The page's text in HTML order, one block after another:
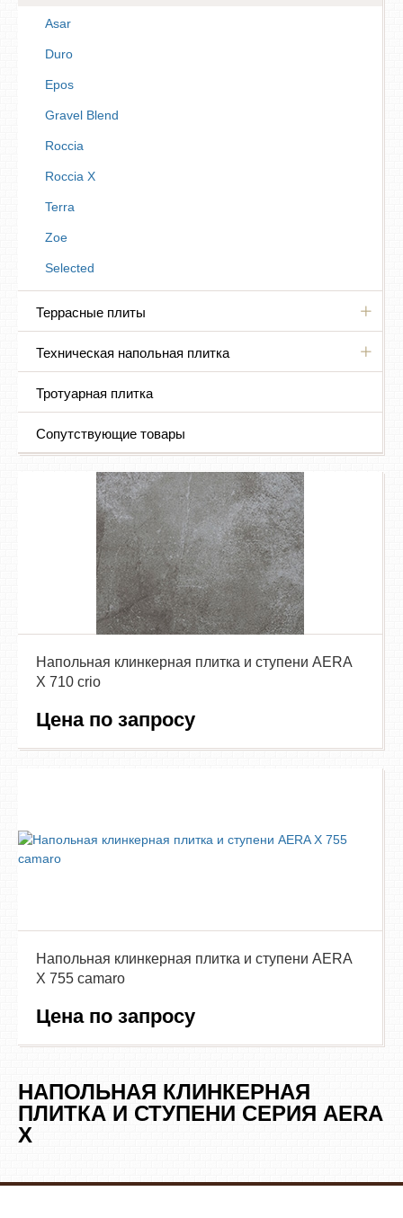
Asar
Duro
Epos
Gravel Blend
Roccia
Roccia X
Terra
Zoe
Selected
Террасные плиты
Техническая напольная плитка
Тротуарная плитка
Сопутствующие товары
Напольная клинкерная плитка и ступени AERA
X 710 crio
Цена по запросу
Напольная клинкерная плитка и ступени AERA
X 755 camaro
Цена по запросу
НАПОЛЬНАЯ КЛИНКЕРНАЯ
ПЛИТКА И СТУПЕНИ СЕРИЯ AERA
X